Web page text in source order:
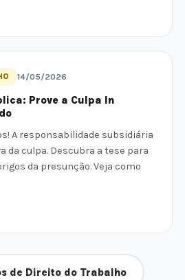
14/05/2026
Prove a Culpa In
A responsabilidade subsidiária
da culpa. Descubra a tese para
da presunção. Veja como
de Direito do Trabalho